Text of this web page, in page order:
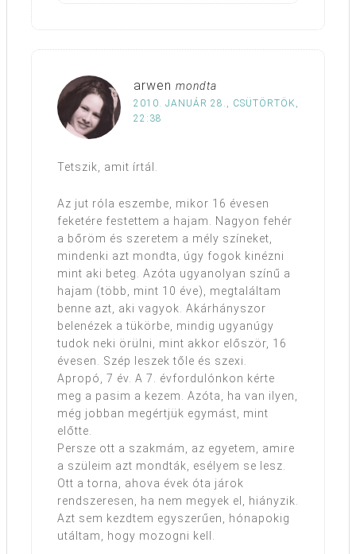
arwen mondta
2010. JANUÁR 28., CSÜTÖRTÖK,
22:38
Tetszik, amit írtál.
Az jut róla eszembe, mikor 16 évesen
feketére festettem a hajam. Nagyon fehér
a bőröm és szeretem a mély színeket,
mindenki azt mondta, úgy fogok kinézni
mint aki beteg. Azóta ugyanolyan színű a
hajam (több, mint 10 éve), megtaláltam
benne azt, aki vagyok. Akárhányszor
belenézek a tükörbe, mindig ugyanúgy
tudok neki örülni, mint akkor először, 16
évesen. Szép leszek tőle és szexi.
Apropó, 7 év. A 7. évfordulónkon kérte
meg a pasim a kezem. Azóta, ha van ilyen,
még jobban megértjük egymást, mint
előtte.
Persze ott a szakmám, az egyetem, amire
a szüleim azt mondták, esélyem se lesz.
Ott a torna, ahova évek óta járok
rendszeresen, ha nem megyek el, hiányzik.
Azt sem kezdtem egyszerűen, hónapokig
utáltam, hogy mozogni kell.